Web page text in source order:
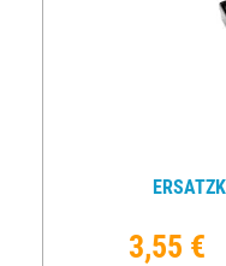
3,55 €